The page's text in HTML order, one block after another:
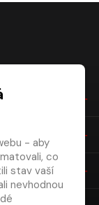
- aby
co
stav vaší
nevhodnou